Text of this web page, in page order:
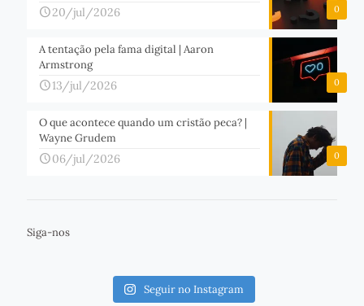
0
20/jul/2026
0
A tentação pela fama digital | Aaron
Armstrong
13/jul/2026
0
O que acontece quando um cristão peca? |
Wayne Grudem
06/jul/2026
Siga-nos
Seguir no Instagram